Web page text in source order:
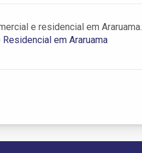
e residencial em Araruama.
em Araruama